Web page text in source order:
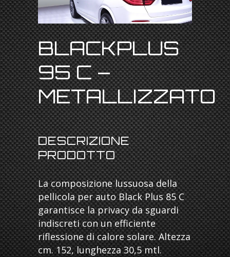
BLACKPLUS
95 C –
METALLIZZATO
DESCRIZIONE
PRODOTTO
La composizione lussuosa della
pellicola per auto Black Plus 85 C
garantisce la privacy da sguardi
indiscreti con un efficiente
riflessione di calore solare. Altezza
cm. 152, lunghezza 30,5 mtl.